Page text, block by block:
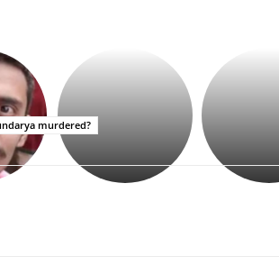
ప్రసాదం
తీర్థం..తులసీదళం
లేకుండా
అసంపూర్ణం
సినిమాతో
పాన్
స్టార్
హీరోయిన్‏గా
శ్రీనిధి
murdered?